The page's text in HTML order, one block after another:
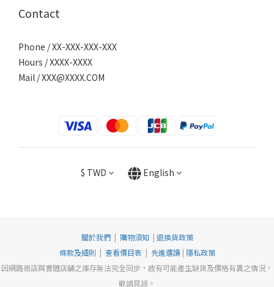
Contact
Phone / XX-XXX-XXX-XXX
Hours / XXXX-XXXX
Mail /XXX@XXXX.COM
$ TWD English
關於我們| 購物須知 | 退換貨政策
條款及細則 | 查看價目表 | 先進選讀 | 隱私政策
因網路商店與實體店舖之庫存無法完全同步，故有可能產生缺貨及價格有異之情況，
敬請見諒。